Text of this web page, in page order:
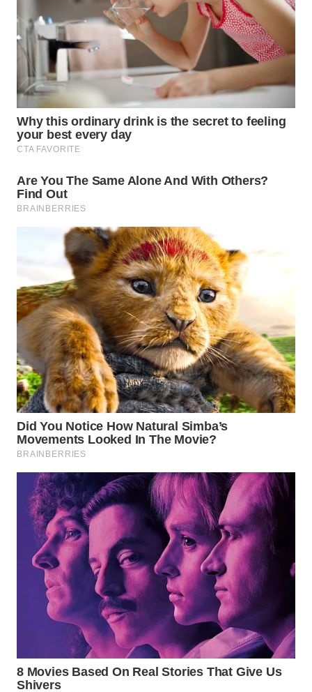
LABUANBAJO
BORNEO
Wahana
Media
Group
WAHANA
WAHANA
WAHANA
INFRASTRUKTUR
WAHANA
KONSUMEN
WAHANA
LISTRIK
TRAVEL
WAHANA
TV
WAHANANEWS
ID
WAHANANEWS
WAHANANEWS
NET